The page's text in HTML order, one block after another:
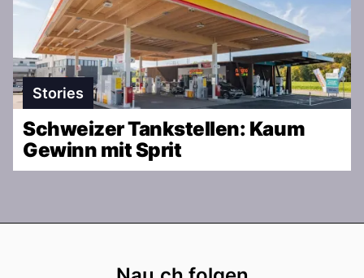
Stories
Schweizer Tankstellen: Kaum
Gewinn mit Sprit